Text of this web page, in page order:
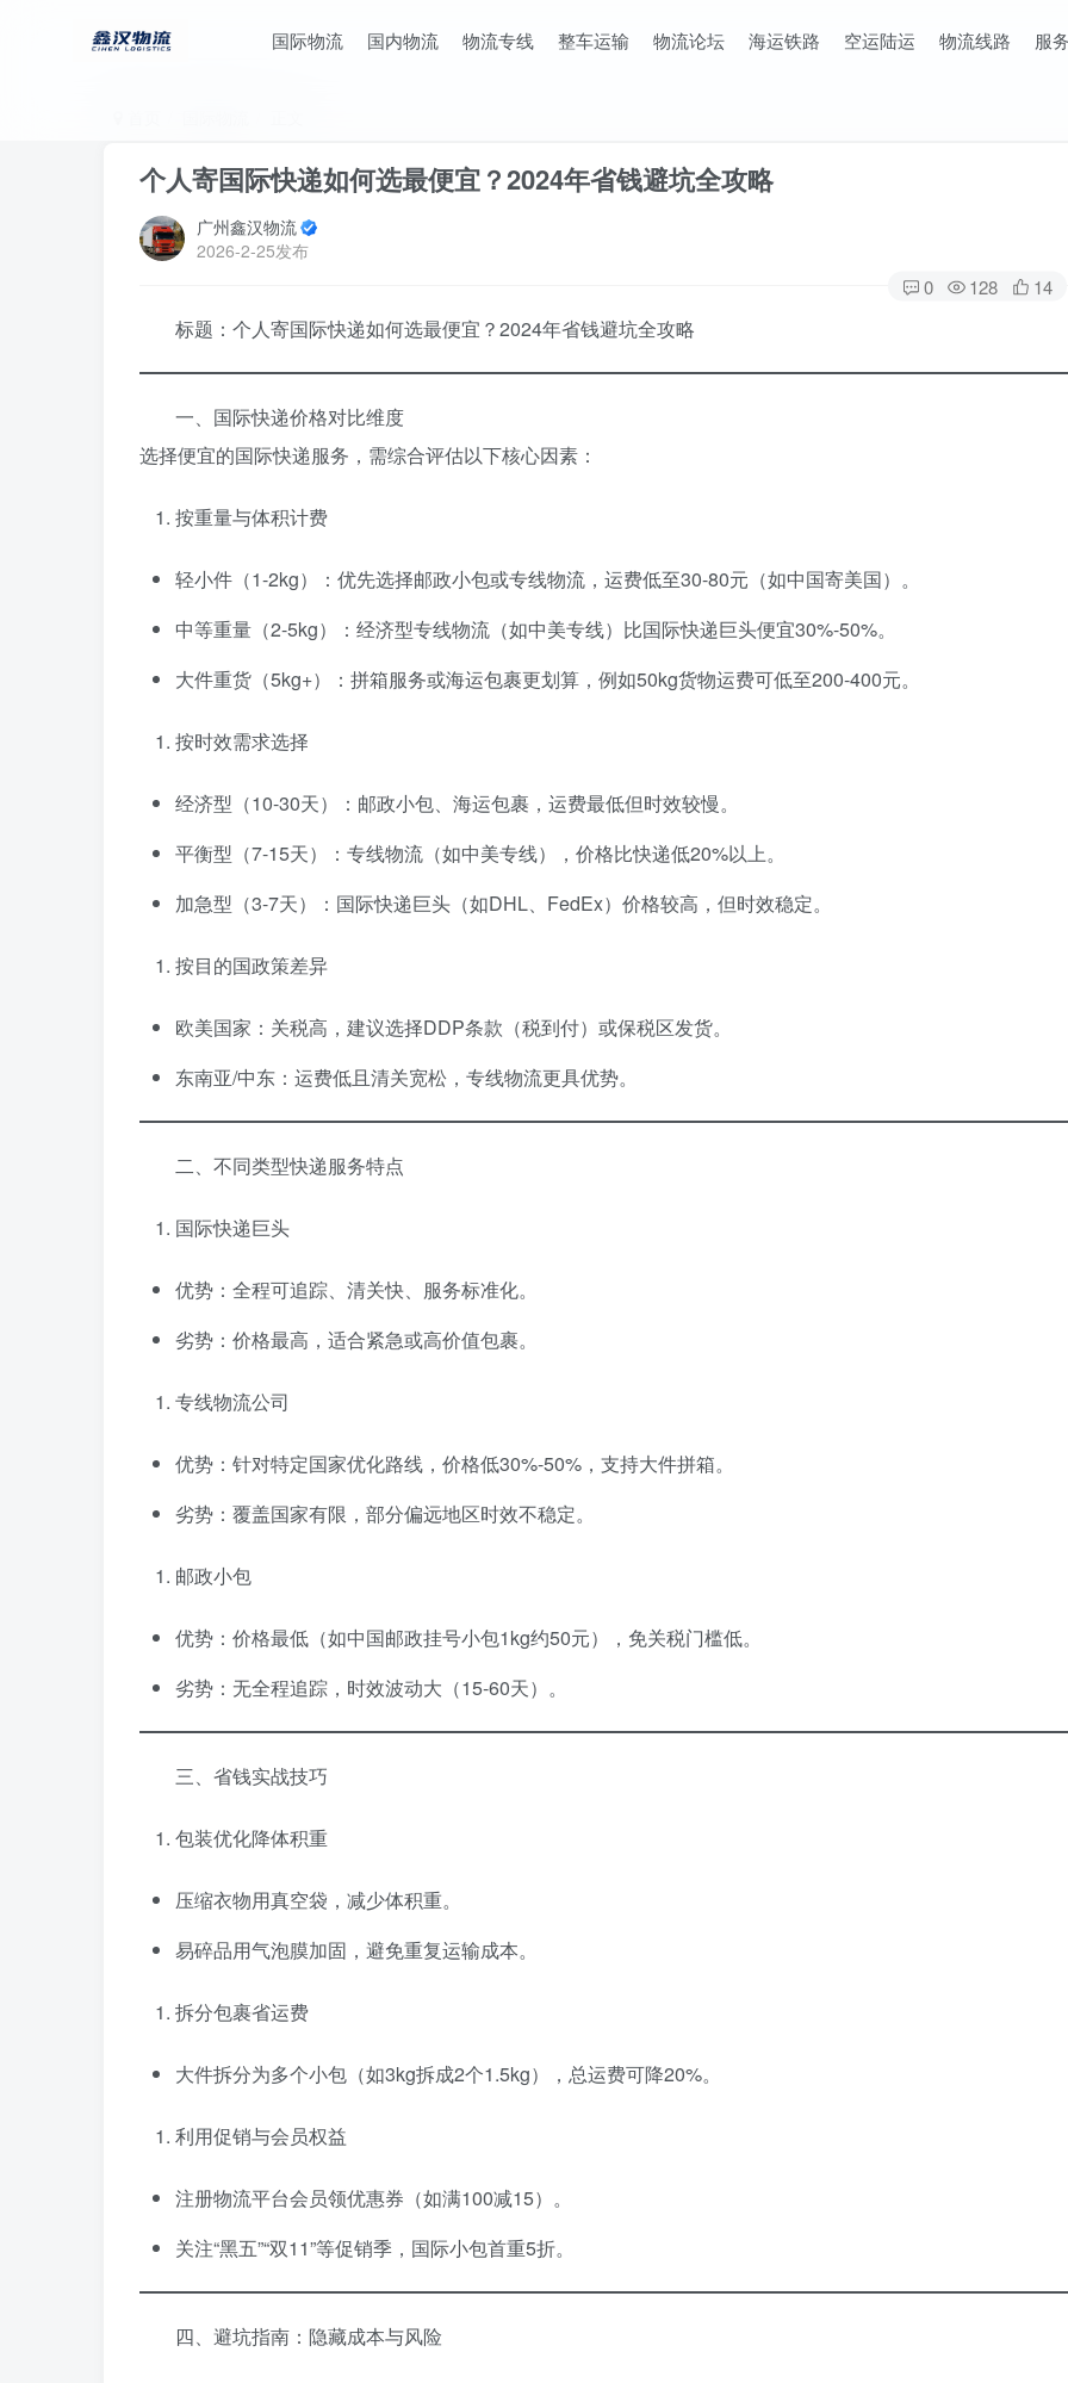
国际物流 国内物流 物流专线 整车运输 物流论坛 海运铁路 空运陆运 物流线路 服
个人寄国际快递如何选最便宜？2024年省钱避坑全攻略
广州鑫汉物流
2026-2-25发布
0 128 14
标题：个人寄国际快递如何选最便宜？2024年省钱避坑全攻略
一、国际快递价格对比维度
选择便宜的国际快递服务，需综合评估以下核心因素：
按重量与体积计费
轻小件（1-2kg）：优先选择邮政小包或专线物流，运费低至30-80元（如中国寄美国）。
中等重量（2-5kg）：经济型专线物流（如中美专线）比国际快递巨头便宜30%-50%。
大件重货（5kg+）：拼箱服务或海运包裹更划算，例如50kg货物运费可低至200-400元。
按时效需求选择
经济型（10-30天）：邮政小包、海运包裹，运费最低但时效较慢。
平衡型（7-15天）：专线物流（如中美专线），价格比快递低20%以上。
加急型（3-7天）：国际快递巨头（如DHL、FedEx）价格较高，但时效稳定。
按目的国政策差异
欧美国家：关税高，建议选择DDP条款（税到付）或保税区发货。
东南亚/中东：运费低且清关宽松，专线物流更具优势。
二、不同类型快递服务特点
国际快递巨头
优势：全程可追踪、清关快、服务标准化。
劣势：价格最高，适合紧急或高价值包裹。
专线物流公司
优势：针对特定国家优化路线，价格低30%-50%，支持大件拼箱。
劣势：覆盖国家有限，部分偏远地区时效不稳定。
邮政小包
优势：价格最低（如中国邮政挂号小包1kg约50元），免关税门槛低。
劣势：无全程追踪，时效波动大（15-60天）。
三、省钱实战技巧
包装优化降体积重
压缩衣物用真空袋，减少体积重。
易碎品用气泡膜加固，避免重复运输成本。
拆分包裹省运费
大件拆分为多个小包（如3kg拆成2个1.5kg），总运费可降20%。
利用促销与会员权益
注册物流平台会员领优惠券（如满100减15）。
关注“黑五”“双11”等促销季，国际小包首重5折。
四、避坑指南：隐藏成本与风险